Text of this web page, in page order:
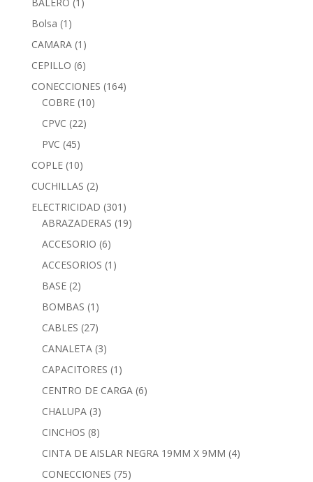
Bolsa (1)
CAMARA (1)
CEPILLO (6)
CONECCIONES (164)
COBRE (10)
CPVC (22)
PVC (45)
COPLE (10)
CUCHILLAS (2)
ELECTRICIDAD (301)
ABRAZADERAS (19)
ACCESORIO (6)
ACCESORIOS (1)
BASE (2)
BOMBAS (1)
CABLES (27)
CANALETA (3)
CAPACITORES (1)
CENTRO DE CARGA (6)
CHALUPA (3)
CINCHOS (8)
CINTA DE AISLAR NEGRA 19MM X 9MM (4)
CONECCIONES (75)